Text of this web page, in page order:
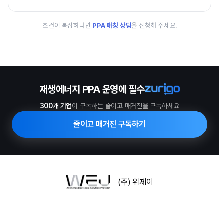
조건이 복잡하다면 PPA 매칭 상담을 신청해 주세요.
재생에너지 PPA 운영에 필수
300개 기업이 구독하는 줄이고 매거진을 구독하세요
줄이고 매거진 구독하기
(주) 위제이